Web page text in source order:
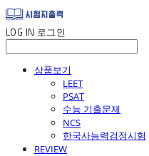
LOG IN 로그인
상품보기
LEET
PSAT
수능 기출문제
NCS
한국사능력검정시험
REVIEW